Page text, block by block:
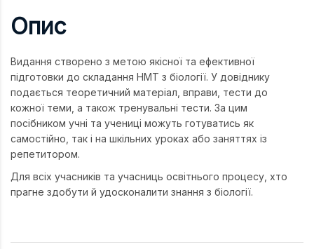
Опис
Видання створено з метою якісної та ефективної
підготовки до складання НМТ з біології. У довіднику
подається теоретичний матеріал, вправи, тести до
кожної теми, а також тренувальні тести. За цим
посібником учні та учениці можуть готуватись як
самостійно, так і на шкільних уроках або заняттях із
репетитором.
Для всіх учасників та учасниць освітнього процесу, хто
прагне здобути й удосконалити знання з біології.